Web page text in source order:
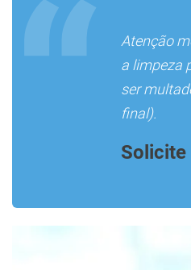
Atenção
a limpeza
ser
final).